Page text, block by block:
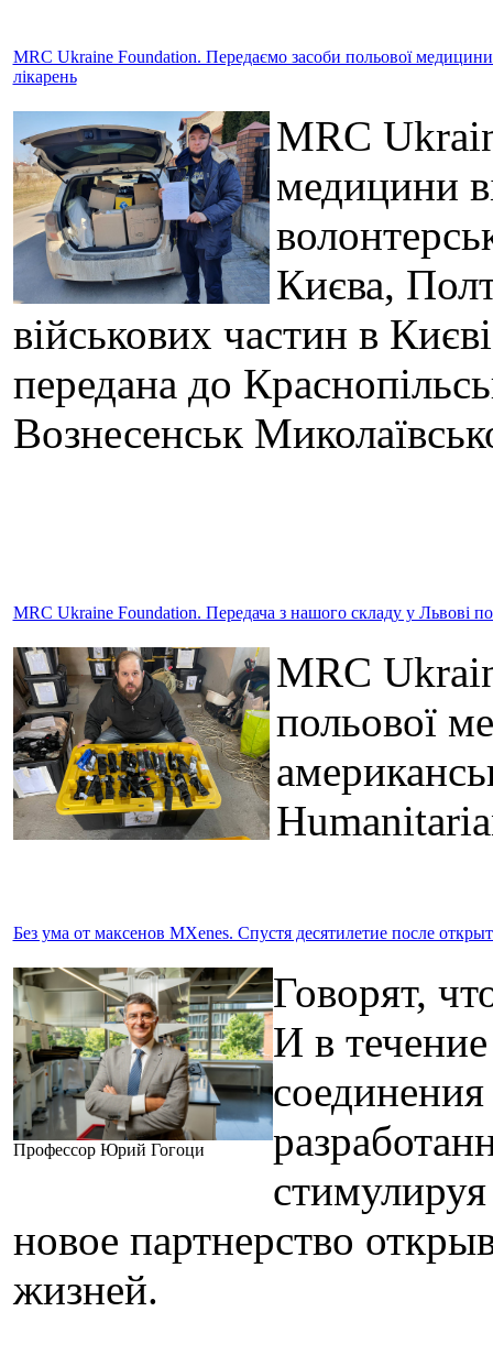
MRC Ukraine Foundation. Передаємо засоби польової
лікарень
MRC
медицини
Києва,
військових частин в
передана до
Вознесенськ
MRC Ukraine Foundation. Передача з нашого складу у Львові
MRC
польової
Без ума от максенов MXenes. Спустя десятилетие после
Профессор Юрий Гогоци
Говорят,
И в
новое партнерство
жизней.